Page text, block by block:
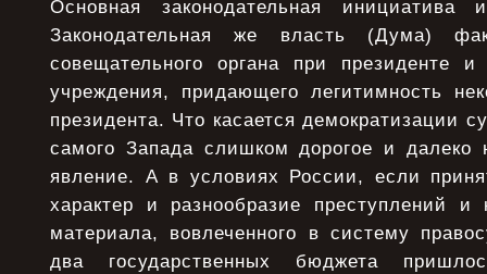
Основная законодательная инициатива
Законодательная же власть (Дума)
совещательного органа при президенте и
учреждения, придающего легитимность
президента. Что касается демократизации
самого Запада слишком дорогое и далеко
явление. А в условиях России, если
характер и разнообразие преступлений и
материала, вовлеченного в систему
два государственных бюджета